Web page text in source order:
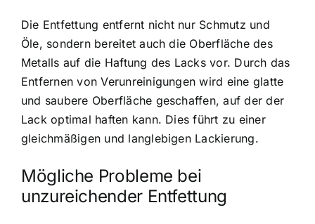
Die Entfettung entfernt nicht nur Schmutz und
Öle, sondern bereitet auch die Oberfläche des
Metalls auf die Haftung des Lacks vor. Durch das
Entfernen von Verunreinigungen wird eine glatte
und saubere Oberfläche geschaffen, auf der der
Lack optimal haften kann. Dies führt zu einer
gleichmäßigen und langlebigen Lackierung.
Mögliche Probleme bei
unzureichender Entfettung